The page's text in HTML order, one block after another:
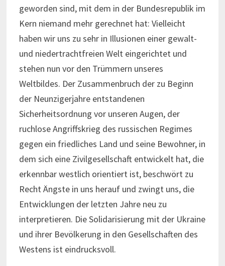
geworden sind, mit dem in der Bundesrepublik im
Kern niemand mehr gerechnet hat: Vielleicht
haben wir uns zu sehr in Illusionen einer gewalt-
und niedertrachtfreien Welt eingerichtet und
stehen nun vor den Trümmern unseres
Weltbildes. Der Zusammenbruch der zu Beginn
der Neunzigerjahre entstandenen
Sicherheitsordnung vor unseren Augen, der
ruchlose Angriffskrieg des russischen Regimes
gegen ein friedliches Land und seine Bewohner, in
dem sich eine Zivilgesellschaft entwickelt hat, die
erkennbar westlich orientiert ist, beschwört zu
Recht Ängste in uns herauf und zwingt uns, die
Entwicklungen der letzten Jahre neu zu
interpretieren. Die Solidarisierung mit der Ukraine
und ihrer Bevölkerung in den Gesellschaften des
Westens ist eindrucksvoll.